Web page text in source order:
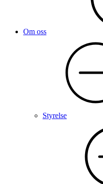
Om oss
Styrelse